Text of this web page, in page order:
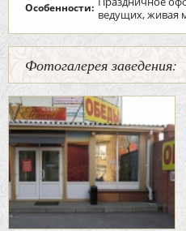
Особенности: ведущих, живая
Фотогалерея заведения: